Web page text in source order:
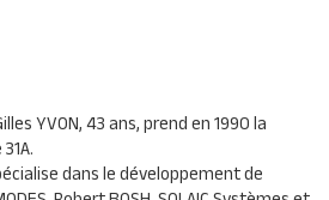
YVON, 43 ans, prend en 1990 la
dans le développement de